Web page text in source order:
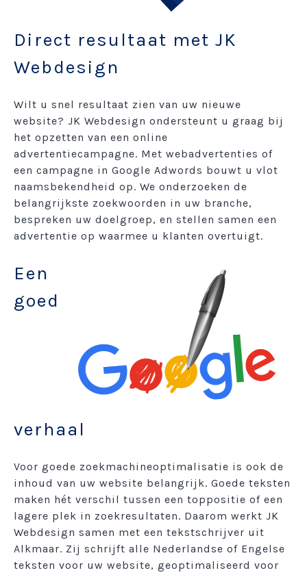
Direct resultaat met JK
Webdesign
Wilt u snel resultaat zien van uw nieuwe
website? JK Webdesign ondersteunt u graag bij
het opzetten van een online
advertentiecampagne. Met webadvertenties of
een campagne in Google Adwords bouwt u vlot
naamsbekendheid op. We onderzoeken de
belangrijkste zoekwoorden in uw branche,
bespreken uw doelgroep, en stellen samen een
advertentie op waarmee u klanten overtuigt.
Een
goed
verhaal
Voor goede zoekmachineoptimalisatie is ook de
inhoud van uw website belangrijk. Goede teksten
maken hét verschil tussen een toppositie of een
lagere plek in zoekresultaten. Daarom werkt JK
Webdesign samen met een tekstschrijver uit
Alkmaar. Zij schrijft alle Nederlandse of Engelse
teksten voor uw website, geoptimaliseerd voor